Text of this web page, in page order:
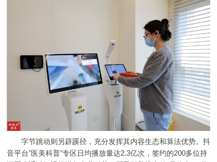
字节跳动则另辟蹊径，充分发挥其内容生态和算法优势。抖
音平台"医美科普"专区日均播放量达2.3亿次，签约的200多位持